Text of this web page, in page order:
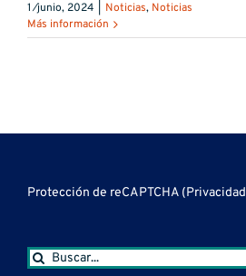
1 ⁄junio, 2024 Noticias, Noticias
Más información
Protección de reCAPTCHA (Privacidad
Buscar: